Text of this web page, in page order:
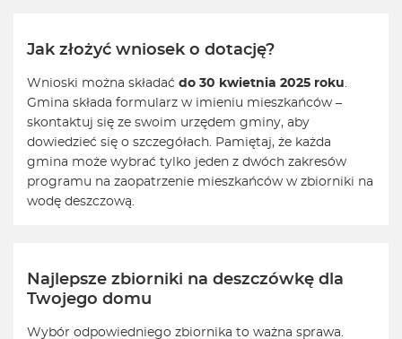
Jak złożyć wniosek o dotację?
Wnioski można składać do 30 kwietnia 2025 roku.
Gmina składa formularz w imieniu mieszkańców –
skontaktuj się ze swoim urzędem gminy, aby
dowiedzieć się o szczegółach. Pamiętaj, że każda
gmina może wybrać tylko jeden z dwóch zakresów
programu na zaopatrzenie mieszkańców w zbiorniki na
wodę deszczową.
Najlepsze zbiorniki na deszczówkę dla
Twojego domu
Wybór odpowiedniego zbiornika to ważna sprawa.